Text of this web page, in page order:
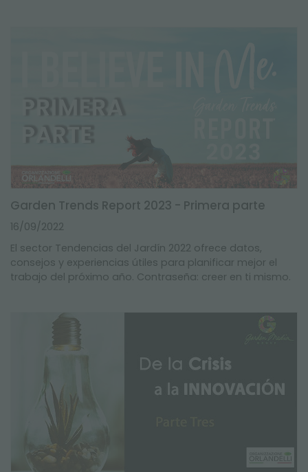
Garden Trends Report 2023 - Primera parte
16/09/2022
El sector Tendencias del Jardín 2022 ofrece datos,
consejos y experiencias útiles para planificar mejor el
trabajo del próximo año. Contraseña: creer en ti mismo.